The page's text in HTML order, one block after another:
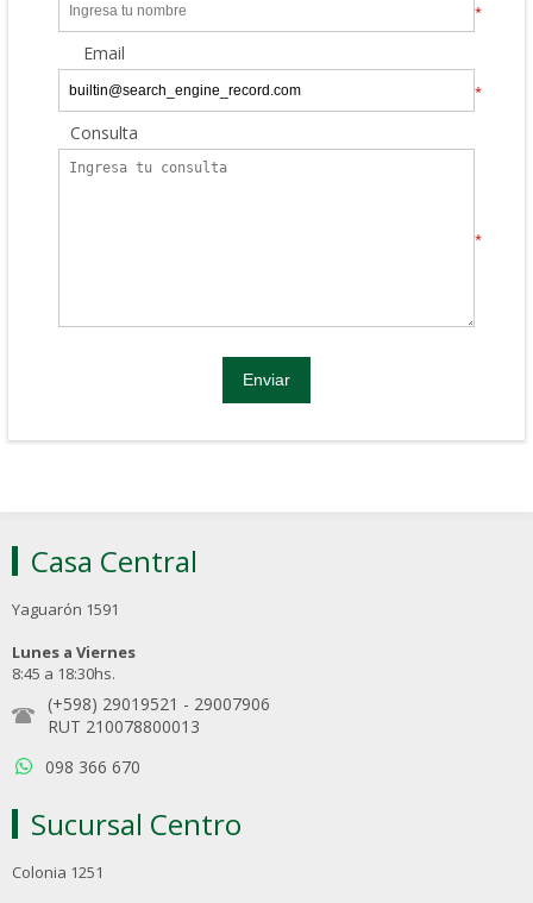
*
Email
*
Consulta
*
Casa Central
Yaguarón 1591
Lunes a Viernes
8:45 a 18:30hs.
(+598) 29019521 - 29007906
RUT 210078800013
098 366 670
Sucursal Centro
Colonia 1251